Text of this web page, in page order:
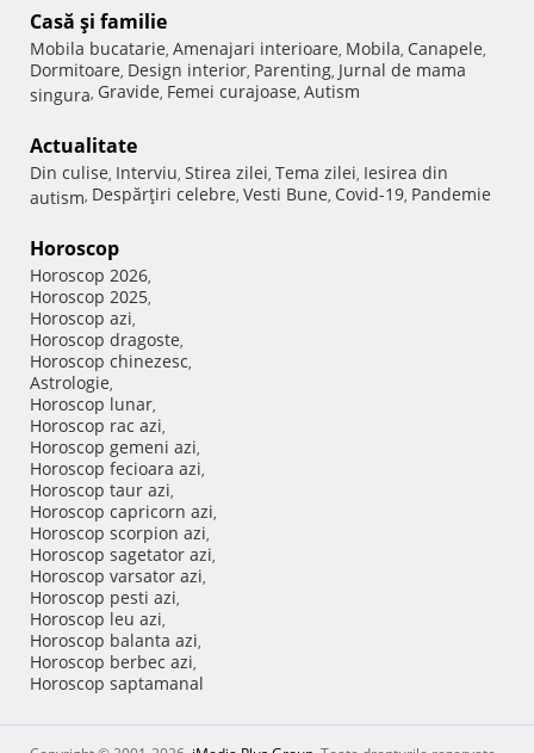
Casă şi familie
Mobila bucatarie, Amenajari interioare, Mobila, Canapele,
Dormitoare, Design interior, Parenting, Jurnal de mama
singura, Gravide, Femei curajoase, Autism
Actualitate
Din culise, Interviu, Stirea zilei, Tema zilei, Iesirea din
autism, Despărţiri celebre, Vesti Bune, Covid-19, Pandemie
Horoscop
Horoscop 2026,
Horoscop 2025,
Horoscop azi,
Horoscop dragoste,
Horoscop chinezesc,
Astrologie,
Horoscop lunar,
Horoscop rac azi,
Horoscop gemeni azi,
Horoscop fecioara azi,
Horoscop taur azi,
Horoscop capricorn azi,
Horoscop scorpion azi,
Horoscop sagetator azi,
Horoscop varsator azi,
Horoscop pesti azi,
Horoscop leu azi,
Horoscop balanta azi,
Horoscop berbec azi,
Horoscop saptamanal